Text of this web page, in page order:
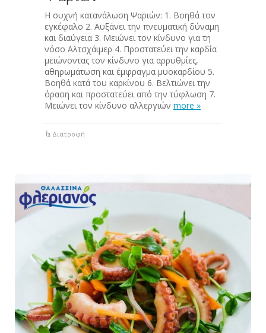
Η συχνή κατανάλωση Ψαριών: 1. Βοηθά τον
εγκέφαλο 2. Αυξάνει την πνευματική δύναμη
και διαύγεια 3. Μειώνει τον κίνδυνο για τη
νόσο Αλτσχάιμερ 4. Προστατεύει την καρδία
μειώνοντας τον κίνδυνο για αρρυθμίες,
αθηρωμάτωση και έμφραγμα μυοκαρδίου 5.
Βοηθά κατά του καρκίνου 6. Βελτιώνει την
όραση και προστατεύει από την τύφλωση 7.
Μειώνει τον κίνδυνο αλλεργιών more »
Διατροφή